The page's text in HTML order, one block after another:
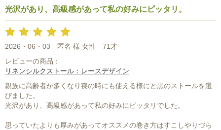
しかしこれもブルー系のワンピースの上にはおり、ホテルでのプチ
パーティーに出席しますと気持ちが高揚感で嬉しくなります。
まるで貴婦人ですよ。
ありがとうございました。
光沢があり、高級感があって私の好みにピッタリ。
2026・06・03 匿名 様 女性
71才
レビューの商品：
リネンシルクストール：レースデザイン
親族に高齢者が多くなり喪の時にも使える様にと黒のストールを選
びました。
光沢があり、高級感があって私の好みにピッタリでした。
思っていたよりも厚みがあってオススメの巻き方はすこしやりづら